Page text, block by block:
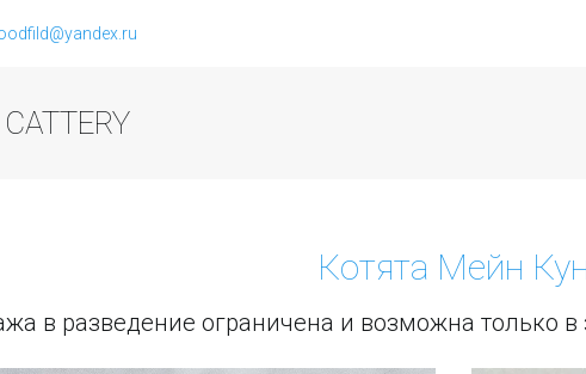
Котята Мейн Кун
в разведение ограничена и возможна только